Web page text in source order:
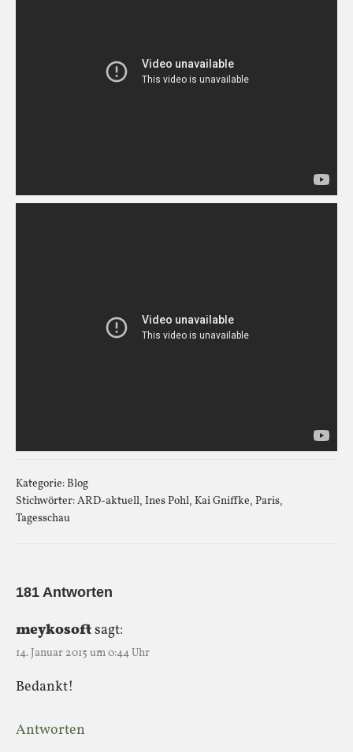
Kategorie:Blog
Stichwörter:ARD-aktuell, Ines Pohl, Kai Gniffke, Paris,
Tagesschau
181 Antworten
meykosoftsagt:
14. Januar 2015 um 0:44 Uhr
Bedankt!
Antworten